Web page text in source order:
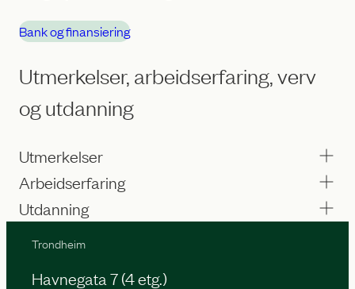
Bank og finansiering
Utmerkelser, arbeidserfaring, verv
og utdanning
Utmerkelser
Arbeidserfaring
Utdanning
Trondheim
Havnegata 7 (4 etg.)